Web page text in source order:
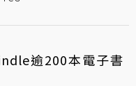
逾200本電子書